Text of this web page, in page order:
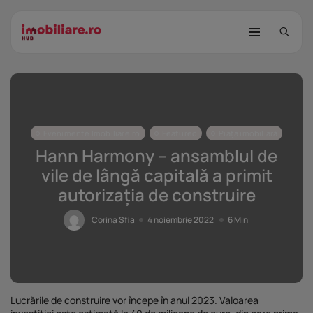
STUDIU Imobiliare.ro: Câtă încredere
mai...
25 noiembrie 2025 8 Min
25 noiembrie 2025 9 Min
Hann Harmony – ansamblul de
vile de lângă capitală a primit
autorizația de construire
Corina Sfia 4 noiembrie 2022 6 Min
Lucrările de construire vor începe în anul 2023. Valoarea